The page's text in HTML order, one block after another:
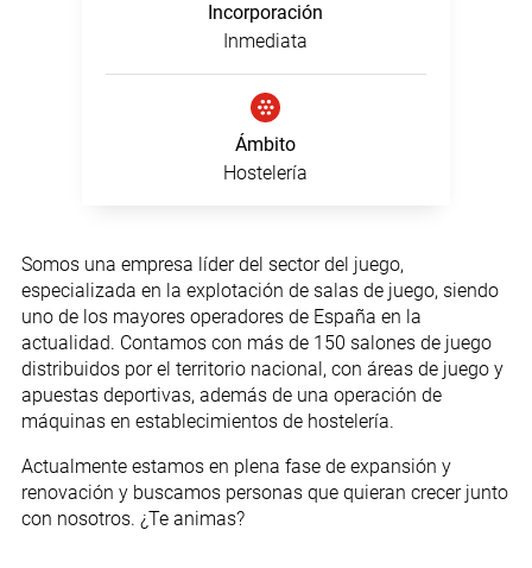
Incorporación
Inmediata
Ámbito
Hostelería
Somos una empresa líder del sector del juego,
especializada en la explotación de salas de juego, siendo
uno de los mayores operadores de España en la
actualidad. Contamos con más de 150 salones de juego
distribuidos por el territorio nacional, con áreas de juego y
apuestas deportivas, además de una operación de
máquinas en establecimientos de hostelería.
Actualmente estamos en plena fase de expansión y
renovación y buscamos personas que quieran crecer junto
con nosotros. ¿Te animas?